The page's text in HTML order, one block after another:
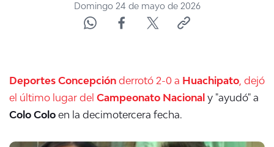
Domingo 24 de mayo de 2026
Deportes Concepción derrotó 2-0 a Huachipato, dejó
el último lugar del Campeonato Nacional y "ayudó" a
Colo Colo en la decimotercera fecha.